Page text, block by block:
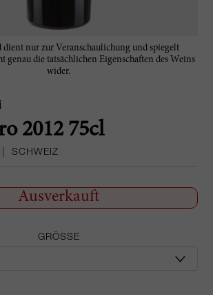
dient nur zur Veranschaulichung und spiegelt
genau die tatsächlichen Eigenschaften des Weins
wider.
2012 75cl
SCHWEIZ
Ausverkauft
GRÖSSE